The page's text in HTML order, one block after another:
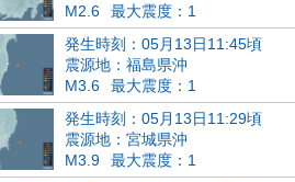
M2.6
最大震度：1
発生時刻：05月13日11:45頃
震源地：福島県沖
M3.6
最大震度：1
発生時刻：05月13日11:29頃
震源地：宮城県沖
M3.9
最大震度：1